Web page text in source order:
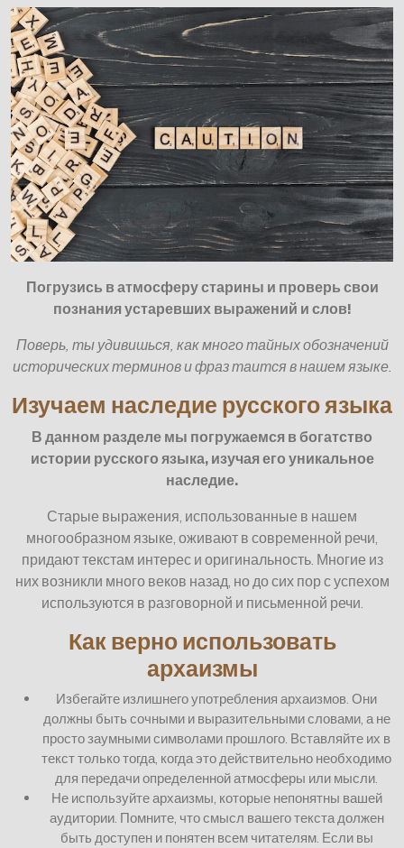
Погрузись в атмосферу старины и проверь свои
познания устаревших выражений и слов!
Поверь, ты удивишься, как много тайных обозначений
исторических терминов и фраз таится в нашем языке.
Изучаем наследие русского языка
В данном разделе мы погружаемся в богатство
истории русского языка, изучая его уникальное
наследие.
Старые выражения, использованные в нашем
многообразном языке, оживают в современной речи,
придают текстам интерес и оригинальность. Многие из
них возникли много веков назад, но до сих пор с успехом
используются в разговорной и письменной речи.
Как верно использовать
архаизмы
Избегайте излишнего употребления архаизмов. Они
должны быть сочными и выразительными словами, а не
просто заумными символами прошлого. Вставляйте их в
текст только тогда, когда это действительно необходимо
для передачи определенной атмосферы или мысли.
Не используйте архаизмы, которые непонятны вашей
аудитории. Помните, что смысл вашего текста должен
быть доступен и понятен всем читателям. Если вы